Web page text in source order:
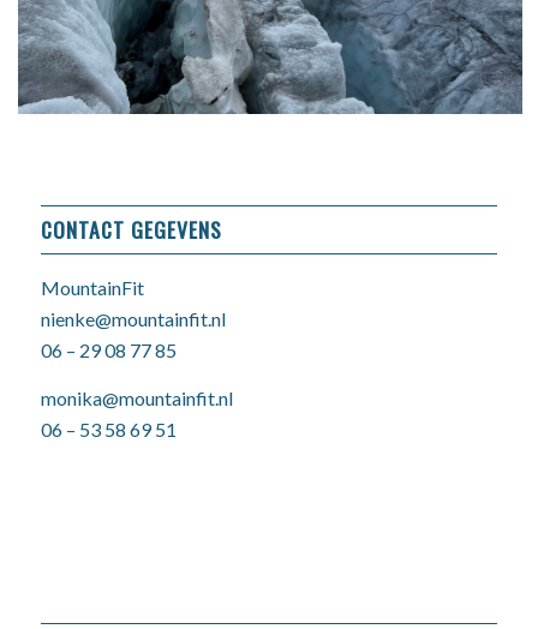
CONTACT GEGEVENS
MountainFit
nienke@mountainfit.nl
06 – 29 08 77 85
monika@mountainfit.nl
06 – 53 58 69 51